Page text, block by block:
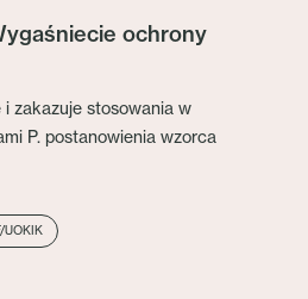
ochrony
i zakazuje stosowania w
P. postanowienia wzorca
UOKIK